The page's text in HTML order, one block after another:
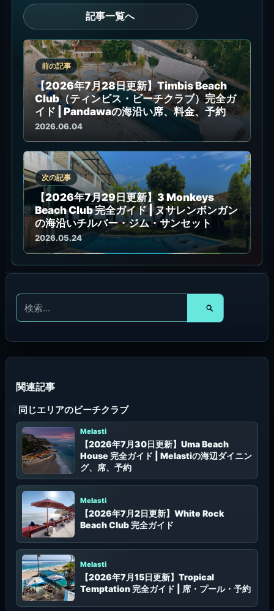
記事一覧へ
前の記事
【2026年7月28日更新】Timbis Beach
Club（ティンビス・ビーチクラブ）完全ガ
イド | Pandawaの海沿い席、料金、予約
2026.06.04
次の記事
【2026年7月29日更新】3 Monkeys
Beach Club 完全ガイド | ヌサレンボンガン
の海沿いチルバー・ジム・サンセット
2026.05.24
検
対
同じエリアのビーチクラブ
Melasti
【2026年7月30日更新】Uma Beach
House 完全ガイド | Melastiの海辺ダイニン
グ、席、予約
Melasti
【2026年7月2日更新】White Rock
Beach Club 完全ガイド
Melasti
【2026年7月15日更新】Tropical
Temptation 完全ガイド | 席・プール・予約